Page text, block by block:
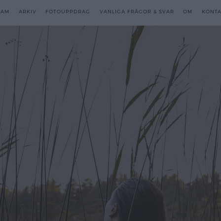
ARKIV FOTOUPPDRAG VANLIGA FRÅGOR & SVAR OM
ARKIV FOTOUPPDRAG VANLIGA FRÅGOR & SVAR OM